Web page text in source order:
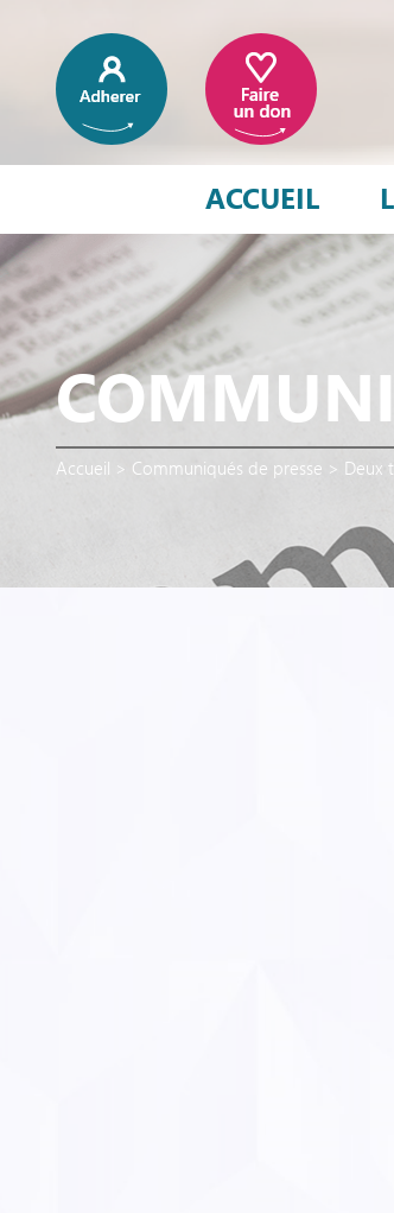
ACCUEIL
Accueil > Communiqués de presse > Deux